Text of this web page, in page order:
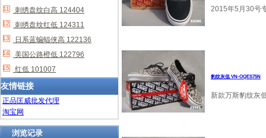
11 刺绣盘纹白高 124404
12 刺绣盘纹红低 124311
13 日系蓝蝙蝠侠高 122136
14 美国公路橙低 122796
15 红低 101007
友情链接
正品匡威批发代理
淘宝网
浏览记录
2015年5月30号
豹纹灰低 VN-OQES75N
新款万斯豹纹灰